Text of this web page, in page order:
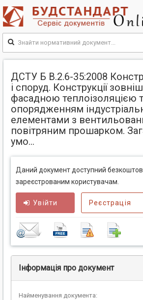
ДСТУ Б В.2.6-35:2008
і споруд. Конструкції
фасадною теплоізоляцією
опорядженням
елементами з
повітряним прошарком.
умо...
Даний документ доступний
зареєстрованим користувачам.
Увійти Реєстрація
Інформація про документ
Найменування документа: